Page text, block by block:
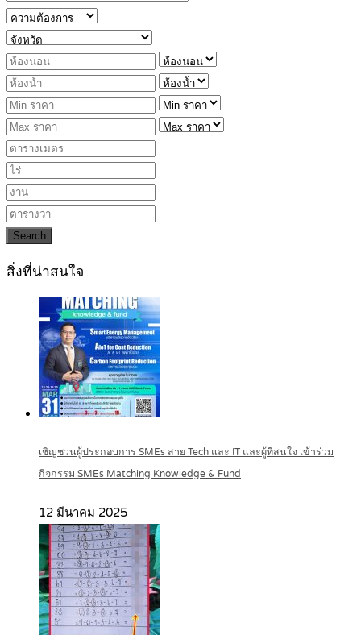
Search
สิ่งที่น่าสนใจ
เชิญชวนผู้ประกอบการ SMEs สาย Tech และ IT และผู้ที่สนใจ เข้าร่วม
กิจกรรม SMEs Matching Knowledge & Fund
12 มีนาคม 2025